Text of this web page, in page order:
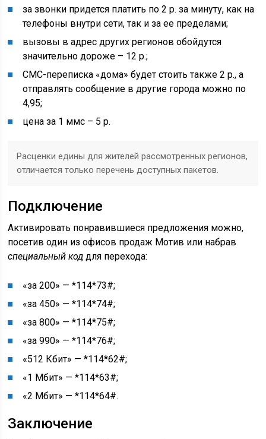
за звонки придется платить по 2 р. за минуту, как на
телефоны внутри сети, так и за ее пределами;
вызовы в адрес других регионов обойдутся
значительно дороже – 12 р.;
СМС-переписка «дома» будет стоить также 2 р., а
отправлять сообщение в другие города можно по
4,95;
цена за 1 ммс – 5 р.
Расценки едины для жителей рассмотренных регионов,
отличается только перечень доступных пакетов.
Подключение
Активировать понравившиеся предложения можно,
посетив один из офисов продаж Мотив или набрав
специальный код для перехода:
«за 200» —*114*73#;
«за 450» —*114*74#;
«за 800» —*114*75#;
«за 990» —*114*76#;
«512 Кбит» —*114*62#;
«1 Мбит» —*114*63#;
«2 Мбит» —*114*64#.
Заключение